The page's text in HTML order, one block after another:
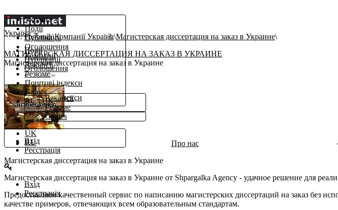
Україна
Події
Публікації
Оголошення
Компанії
Вакансії
Резюме
Поштові індекси
Games
RU|UK
Україна
Події
Публікації
Оголошення
Компанії
Роботаβ
Вакансії
Резюме
Поштові індекси
Ще
Games
uk
UK
RU
Вхід
Реєстрація
Вхід
Реєстрація
Головна Компанії Україна Магистерская диссертация на заказ в Украине
МАГИСТЕРСКАЯ ДИССЕРТАЦИЯ НА ЗАКАЗ В УКРАИНЕ
Магистерская диссертация на заказ в Украине
Про нас
Магистерская диссертация на заказ в Украине
Магистерская диссертация на заказ в Украине от Shpargalka Agency - удачное решение для
Предоставляем качественный сервис по написанию магистерских диссертаций на заказ без
качестве примеров, отвечающих всем образовательным стандартам.